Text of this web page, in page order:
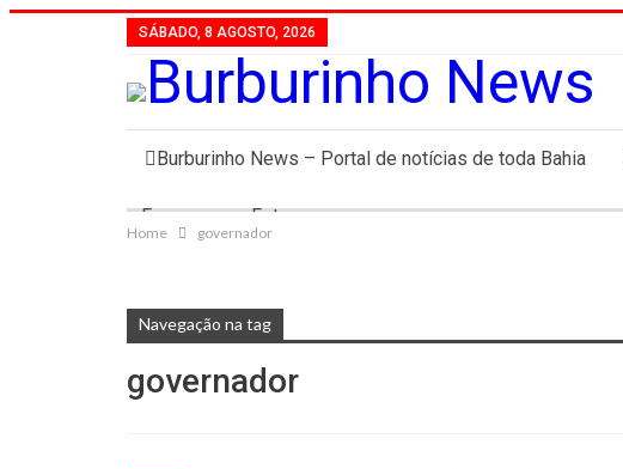
SÁBADO, 8 AGOSTO, 2026
Burburinho News – Portal de notícias de toda Bahia
Emprego Fotos
Home governador
Navegação na tag
governador